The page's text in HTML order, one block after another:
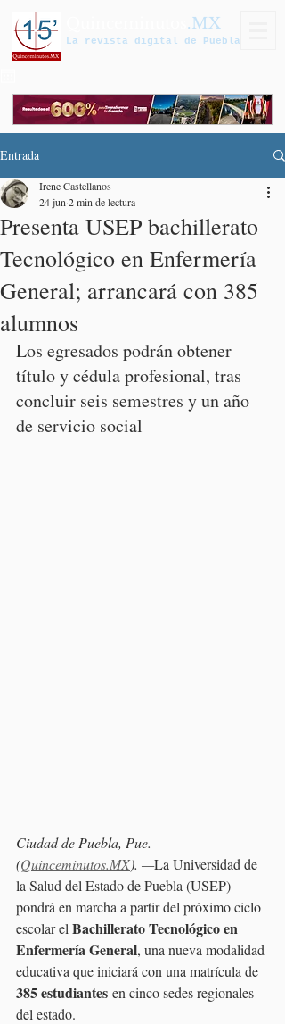
.MX
La revista digital de Puebla
Entrada
Presenta USEP bachillerato
Tecnológico en Enfermería
General; arrancará con 385
alumnos
Irene Castellanos
24 jun 2 min de lectura
Los egresados podrán obtener
título y cédula profesional, tras
concluir seis semestres y un año
de servicio social
Ciudad de Puebla, Pue.
(Quinceminutos.MX). —La Universidad de
la Salud del Estado de Puebla (USEP)
pondrá en marcha a partir del próximo ciclo
escolar el Bachillerato Tecnológico en
Enfermería General, una nueva modalidad
educativa que iniciará con una matrícula de
385 estudiantes en cinco sedes regionales
del estado.